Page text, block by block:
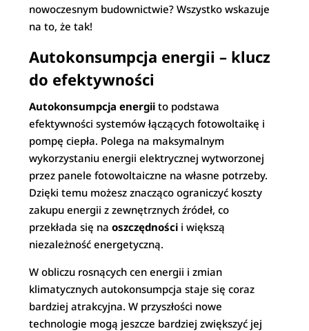
nowoczesnym budownictwie? Wszystko wskazuje
na to, że tak!
Autokonsumpcja energii – klucz
do efektywności
Autokonsumpcja energii to podstawa
efektywności systemów łączących fotowoltaikę i
pompę ciepła. Polega na maksymalnym
wykorzystaniu energii elektrycznej wytworzonej
przez panele fotowoltaiczne na własne potrzeby.
Dzięki temu możesz znacząco ograniczyć koszty
zakupu energii z zewnętrznych źródeł, co
przekłada się naoszczędności i większą
niezależność energetyczną.
W obliczu rosnących cen energii i zmian
klimatycznych autokonsumpcja staje się coraz
bardziej atrakcyjna. W przyszłości nowe
technologie mogą jeszcze bardziej zwiększyć jej